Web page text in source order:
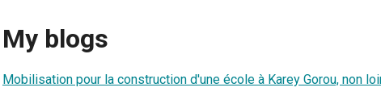
My blogs
Mobilisation pour la construction d'une école à Karey Gorou, non